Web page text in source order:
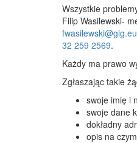
Wszystkie
Filip Wasilewski-
fwasilewski@gig.eu
32 259 2569.
Każdy ma prawo
Zgłaszając takie
swoje imię i
swoje dane
dokładny
opis na